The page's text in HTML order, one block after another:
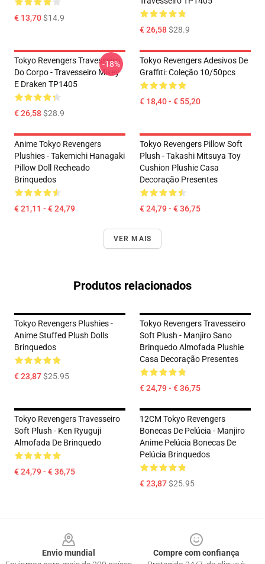
€ 13,70$14.9
€ 26,58$28.9
Tokyo Revengers Travesseiro
Do Corpo - Travesseiro Mikey
E Draken TP1405
€ 26,58$28.9
-18%
Tokyo Revengers Adesivos De
Graffiti: Coleção 10/50pcs
€ 18,40 - € 55,20
Anime Tokyo Revengers
Plushies - Takemichi Hanagaki
Pillow Doll Recheado
Brinquedos
€ 21,11 - € 24,79
Tokyo Revengers Pillow Soft
Plush - Takashi Mitsuya Toy
Cushion Plushie Casa
Decoração Presentes
€ 24,79 - € 36,75
VER MAIS
Produtos relacionados
Tokyo Revengers Plushies -
Anime Stuffed Plush Dolls
Brinquedos
€ 23,87$25.95
Tokyo Revengers Travesseiro
Soft Plush - Manjiro Sano
Brinquedo Almofada Plushie
Casa Decoração Presentes
€ 24,79 - € 36,75
Tokyo Revengers Travesseiro
Soft Plush - Ken Ryuguji
Almofada De Brinquedo
€ 24,79 - € 36,75
12CM Tokyo Revengers
Bonecas De Pelúcia - Manjiro
Anime Pelúcia Bonecas De
Pelúcia Brinquedos
€ 23,87$25.95
Envio mundial
Compre com confiança